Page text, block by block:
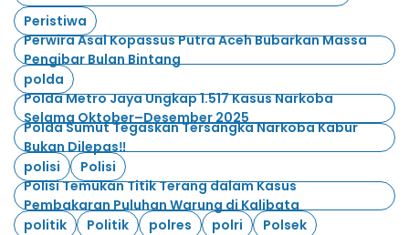
Peristiwa
Perwira Asal Kopassus Putra Aceh Bubarkan Massa
Pengibar Bulan Bintang
polda
Polda Metro Jaya Ungkap 1.517 Kasus Narkoba
Selama Oktober–Desember 2025
Polda Sumut Tegaskan Tersangka Narkoba Kabur
Bukan Dilepas‼️
polisi
Polisi
Polisi Temukan Titik Terang dalam Kasus
Pembakaran Puluhan Warung di Kalibata
politik
Politik polres polri
Polsek